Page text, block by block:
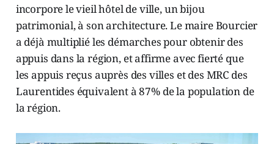
incorpore le vieil hôtel de ville, un bijou
patrimonial, à son architecture. Le maire Bourcier
a déjà multiplié les démarches pour obtenir des
appuis dans la région, et affirme avec fierté que
les appuis reçus auprès des villes et des MRC des
Laurentides équivalent à 87% de la population de
la région.